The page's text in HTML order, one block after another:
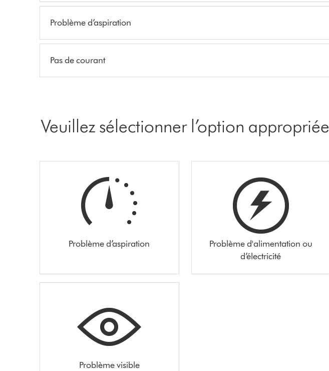
Problème d’aspiration
Pas de courant
Veuillez sélectionner l’option appropriée
Problème d’aspiration
Problème d'alimentation ou
d’électricité
Problème visible